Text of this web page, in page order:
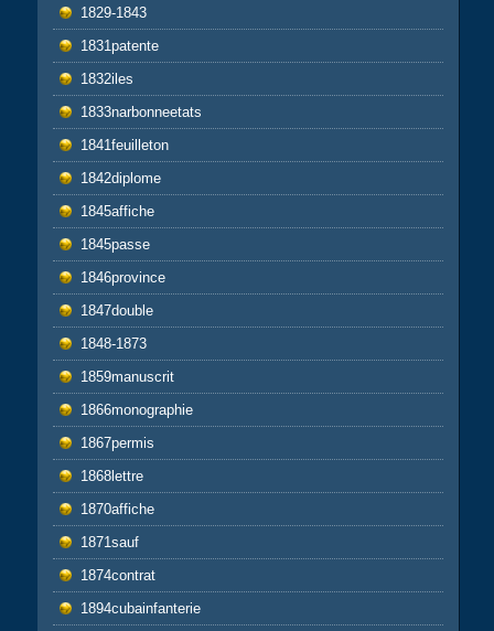
1829-1843
1831patente
1832iles
1833narbonneetats
1841feuilleton
1842diplome
1845affiche
1845passe
1846province
1847double
1848-1873
1859manuscrit
1866monographie
1867permis
1868lettre
1870affiche
1871sauf
1874contrat
1894cubainfanterie